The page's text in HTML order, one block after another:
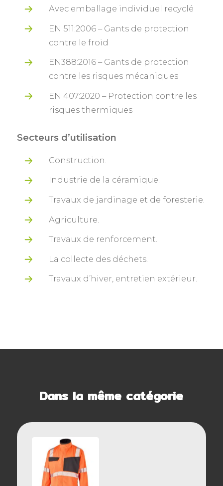
Avec emballage individuel recyclé
EN 511:2006 – Gants de protection
contre le froid
EN388:2016 – Gants de protection
contre les risques mécaniques
EN 407:2020 – Protection contre les
risques thermiques
Secteurs d’utilisation
Construction.
Industrie de la céramique.
Travaux de jardinage et de foresterie.
Agriculture.
Travaux de renforcement.
La collecte des déchets.
Travaux d’hiver, entretien extérieur.
Dans la même catégorie